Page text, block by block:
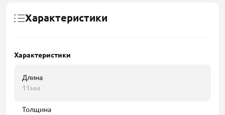
Характеристики
Характеристики
Длина
11мм
Толщина